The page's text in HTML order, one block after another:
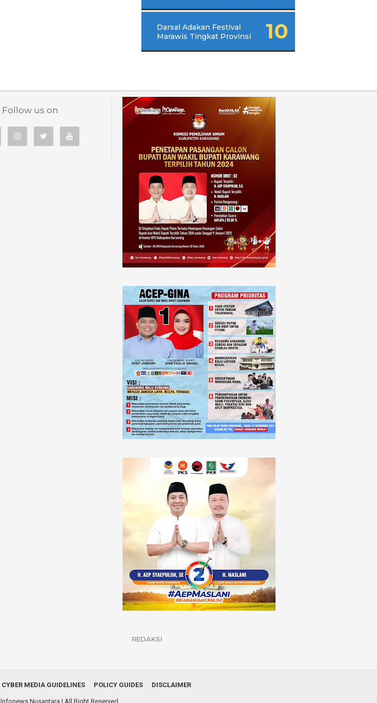
Darsal Adakan Festival
Marawis Tingkat Provinsi
Follow us on
REDAKSI
CYBER MEDIA GUIDELINES POLICY GUIDES DISCLAIMER
Infonews Nusantara | All Right Reserved